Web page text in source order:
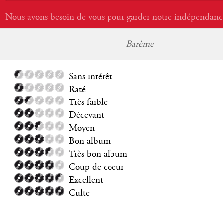
Nous avons besoin de vous pour garder notre
Barème
Sans intérêt
Raté
Très faible
Décevant
Moyen
Bon album
Très bon album
Coup de coeur
Excellent
Culte